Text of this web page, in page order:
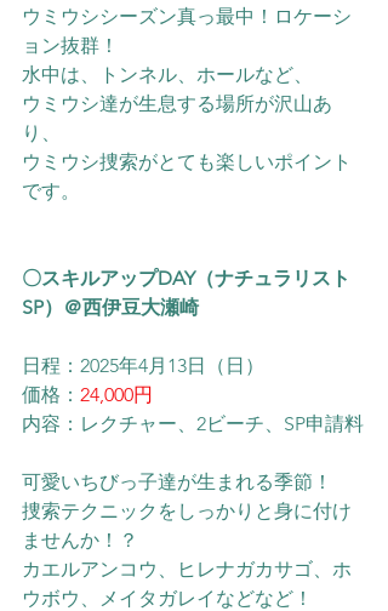
ウミウシシーズン真っ最中！ロケーシ
ョン抜群！
水中は、トンネル、ホールなど、
ウミウシ達が生息する場所が沢山あ
り、
ウミウシ捜索がとても楽しいポイント
です。
〇スキルアップDAY（ナチュラリスト
SP）＠西伊豆大瀬崎
日程：2025年4月13日（日）
価格： 24,000円
内容：レクチャー、2ビーチ、SP申請料
可愛いちびっ子達が生まれる季節！
捜索テクニックをしっかりと身に付け
ませんか！？
カエルアンコウ、ヒレナガカサゴ、ホ
ウボウ、メイタガレイなどなど！